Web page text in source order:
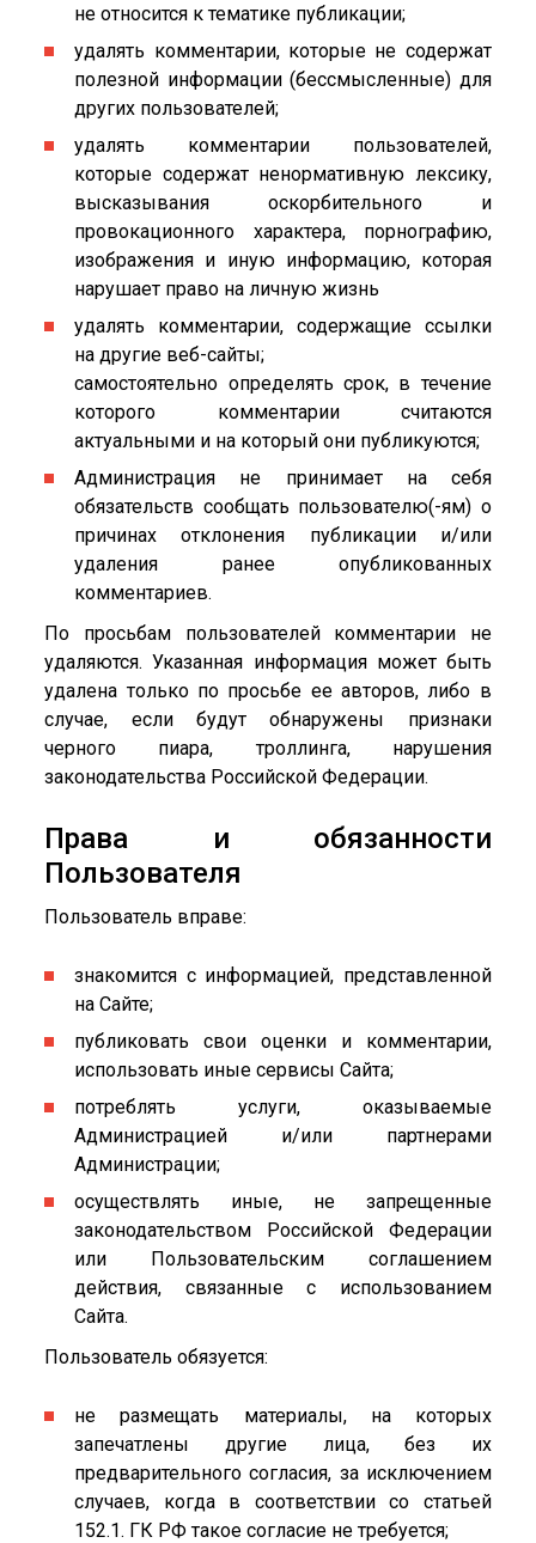
не относится к тематике публикации;
удалять комментарии, которые не содержат
полезной информации (бессмысленные) для
других пользователей;
удалять комментарии пользователей,
которые содержат ненормативную лексику,
высказывания оскорбительного и
провокационного характера, порнографию,
изображения и иную информацию, которая
нарушает право на личную жизнь
удалять комментарии, содержащие ссылки
на другие веб-сайты;
самостоятельно определять срок, в течение
которого комментарии считаются
актуальными и на который они публикуются;
Администрация не принимает на себя
обязательств сообщать пользователю(-ям) о
причинах отклонения публикации и/или
удаления ранее опубликованных
комментариев.
По просьбам пользователей комментарии не
удаляются. Указанная информация может быть
удалена только по просьбе ее авторов, либо в
случае, если будут обнаружены признаки
черного пиара, троллинга, нарушения
законодательства Российской Федерации.
Права и обязанности
Пользователя
Пользователь вправе:
знакомится с информацией, представленной
на Сайте;
публиковать свои оценки и комментарии,
использовать иные сервисы Сайта;
потреблять услуги, оказываемые
Администрацией и/или партнерами
Администрации;
осуществлять иные, не запрещенные
законодательством Российской Федерации
или Пользовательским соглашением
действия, связанные с использованием
Сайта.
Пользователь обязуется:
не размещать материалы, на которых
запечатлены другие лица, без их
предварительного согласия, за исключением
случаев, когда в соответствии со статьей
152.1. ГК РФ такое согласие не требуется;